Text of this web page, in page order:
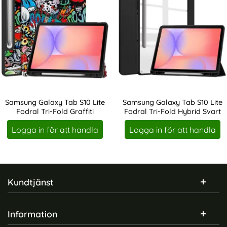
Samsung Galaxy Tab S10 Lite
Fodral Tri-Fold Graffiti
Art. nr 242643
Logga in för att handla
Samsung Galaxy Tab S10 Lite
Fodral Tri-Fold Hybrid Svart
Art. nr 242644
Logga in för att handla
Sidfot Blandad info och länkar
Kundtjänst
Information